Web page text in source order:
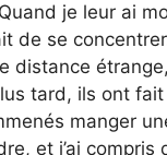
je leur ai
de se
distance
tard, ils ont
manger
et j’ai compris